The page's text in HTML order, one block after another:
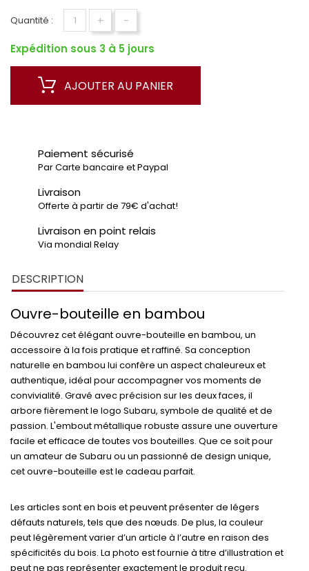
Quantité : +
-
Expédition sous 3 à 5 jours
AJOUTER AU PANIER
Paiement sécurisé
Par Carte bancaire et Paypal
Livraison
Offerte à partir de 79€ d'achat!
Livraison en point relais
Via mondial Relay
DESCRIPTION
Ouvre-bouteille en bambou
Découvrez cet élégantouvre-bouteille en bambou, un
accessoire à la fois pratique et raffiné. Sa conception
naturelle en bambou lui confère un aspect chaleureux et
authentique, idéal pour accompagner vos moments de
convivialité. Gravé avec précision sur les deux faces, il
arbore fièrement le logo Subaru, symbole de qualité et de
passion. L'embout métallique robuste assure une ouverture
facile et efficace de toutes vos bouteilles. Que ce soit pour
un amateur de Subaru ou un passionné de design unique,
cet ouvre-bouteille est le cadeau parfait.
Les articles sont en bois et peuvent présenter de légers
défauts naturels, tels que des nœuds. De plus, la couleur
peut légèrement varier d’un article à l’autre en raison des
spécificités du bois. La photo est fournie à titre d’illustration et
peut ne pas représenter exactement le produit reçu.